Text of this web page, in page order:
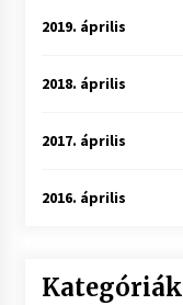
2019. április
2018. április
2017. április
2016. április
Kategóriák